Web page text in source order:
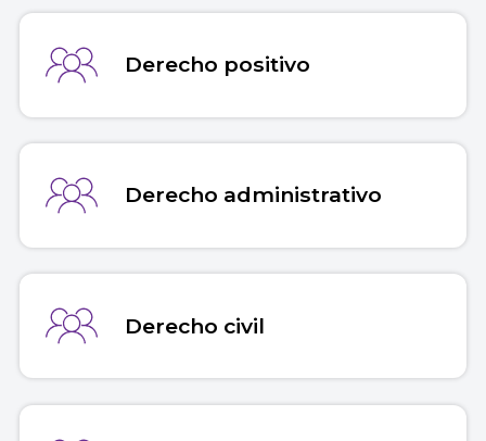
Derecho positivo
Derecho administrativo
Derecho civil